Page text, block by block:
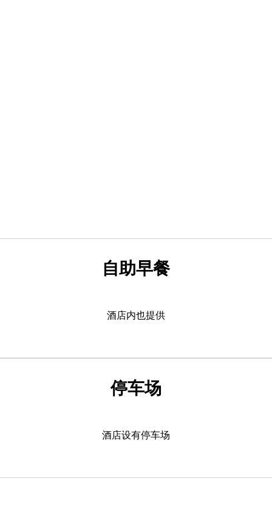
自助早餐
酒店内也提供
停车场
酒店设有停车场